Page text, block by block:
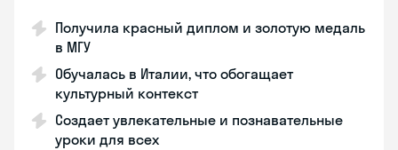
Получила красный диплом и золотую медаль
в МГУ
Обучалась в Италии, что обогащает
культурный контекст
Создает увлекательные и познавательные
уроки для всех